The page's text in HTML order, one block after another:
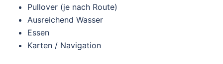
Pullover (je nach Route)
Ausreichend Wasser
Essen
Karten / Navigation